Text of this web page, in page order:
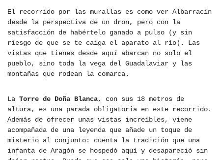
El recorrido por las murallas es como ver Albarracín
desde la perspectiva de un dron, pero con la
satisfacción de habértelo ganado a pulso (y sin
riesgo de que se te caiga el aparato al río). Las
vistas que tienes desde aquí abarcan no solo el
pueblo, sino toda la vega del Guadalaviar y las
montañas que rodean la comarca.
La Torre de Doña Blanca, con sus 18 metros de
altura, es una parada obligatoria en este recorrido.
Además de ofrecer unas vistas increíbles, viene
acompañada de una leyenda que añade un toque de
misterio al conjunto: cuenta la tradición que una
infanta de Aragón se hospedó aquí y desapareció sin